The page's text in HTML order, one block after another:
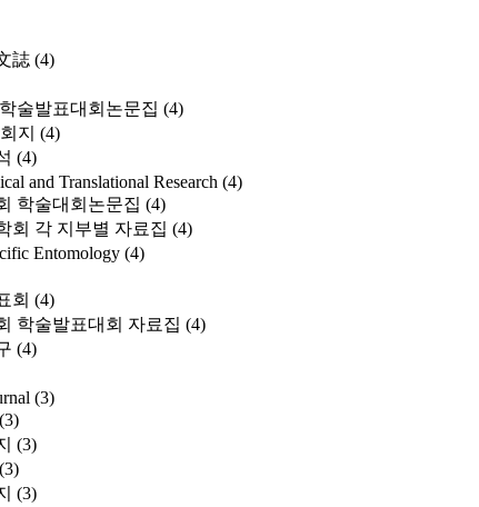
誌 (4)
술발표대회논문집 (4)
지 (4)
(4)
and Translational Research (4)
학술대회논문집 (4)
회 각 지부별 자료집 (4)
Entomology (4)
회 (4)
학술발표대회 자료집 (4)
(4)
(3)
(3)
(3)
(3)
(3)